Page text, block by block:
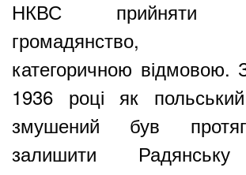
НКВС прийняти
громадянство,
категоричною
1936 році як
змушений був
залишити Радянську